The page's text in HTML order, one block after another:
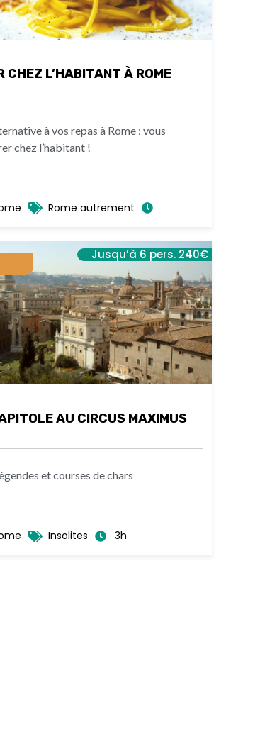
CHEZ L’HABITANT À ROME
à vos repas à Rome : vous
chez l’habitant !
Rome autrement
Jusqu’à 6 pers. 240€
AU CIRCUS MAXIMUS
et courses de chars
Insolites 3h